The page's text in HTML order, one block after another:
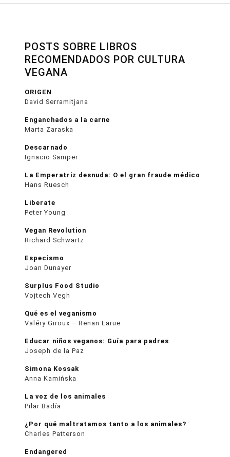
POSTS SOBRE LIBROS
RECOMENDADOS POR CULTURA
VEGANA
ORIGEN
David Serramitjana
Enganchados a la carne
Marta Zaraska
Descarnado
Ignacio Samper
La Emperatriz desnuda: O el gran fraude médico
Hans Ruesch
Liberate
Peter Young
Vegan Revolution
Richard Schwartz
Especismo
Joan Dunayer
Surplus Food Studio
Vojtech Vegh
Qué es el veganismo
Valéry Giroux – Renan Larue
Educar niños veganos: Guía para padres
Joseph de la Paz
Simona Kossak
Anna Kamińska
La voz de los animales
Pilar Badía
¿Por qué maltratamos tanto a los animales?
Charles Patterson
Endangered